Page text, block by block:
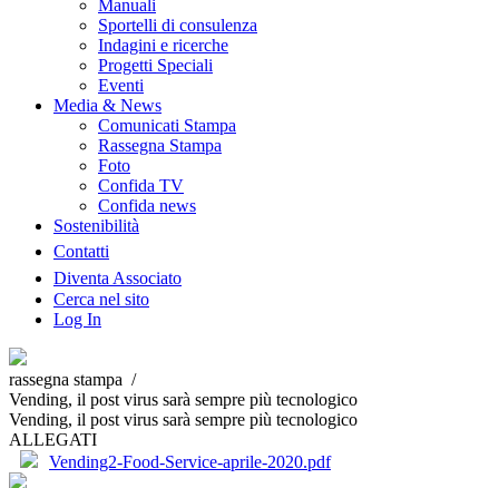
Manuali
Sportelli di consulenza
Indagini e ricerche
Progetti Speciali
Eventi
Media & News
Comunicati Stampa
Rassegna Stampa
Foto
Confida TV
Confida news
Sostenibilità
Contatti
Diventa Associato
Cerca nel sito
Log In
rassegna stampa /
Vending, il post virus sarà sempre più tecnologico
Vending, il post virus sarà sempre più tecnologico
ALLEGATI
Vending2-Food-Service-aprile-2020.pdf